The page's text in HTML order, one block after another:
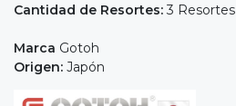
Cantidad de Resortes:3 Resortes
Marca Gotoh
Origen: Japón